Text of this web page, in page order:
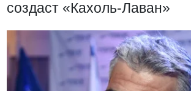
создаст «Кахоль-Лаван»